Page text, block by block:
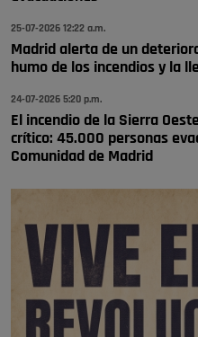
todos, no vamos a notar …
Pozuelo de Alarcón
🔴 EXCLUSIVA |
25-07-2026 12:22 a.m.
Madrid alerta de un
humo de los incendios y la
24-07-2026 5:20 p.m.
El incendio de la Sierra
crítico: 45.000 personas
Comunidad de Madrid